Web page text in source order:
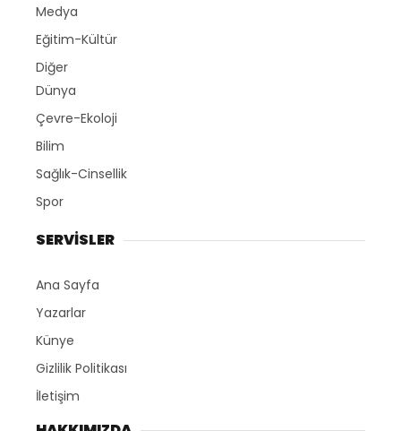
Medya
Eğitim-Kültür
Diğer
Dünya
Çevre-Ekoloji
Bilim
Sağlık-Cinsellik
Spor
SERVİSLER
Ana Sayfa
Yazarlar
Künye
Gizlilik Politikası
İletişim